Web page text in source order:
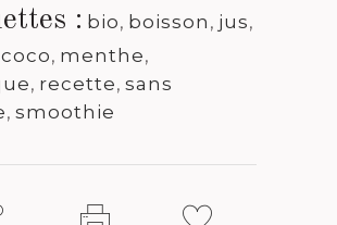
: bio, boisson , jus,
, menthe,
, recette, sans
, smoothie